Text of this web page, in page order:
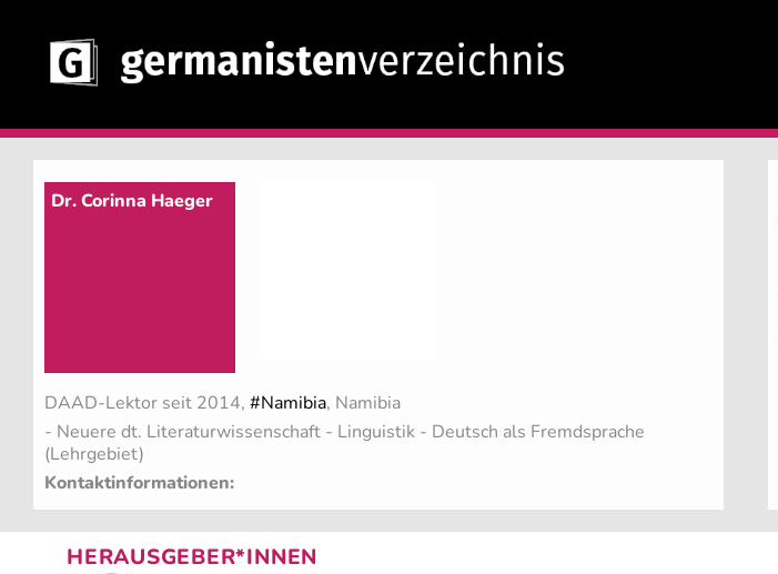
Dr. Corinna Haeger
DAAD-Lektor seit 2014, #Namibia, Namibia
- Neuere dt. Literaturwissenschaft - Linguistik - Deutsch als Fremdsprache
(Lehrgebiet)
Kontaktinformationen:
HERAUSGEBER*INNEN